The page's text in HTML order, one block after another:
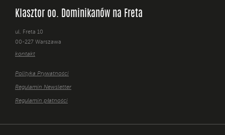
Klasztor oo. Dominikanów na Freta
ul. Freta 10
00-227 Warszawa
kontakt
Polityka Prywatności
Regulamin Newsletter
Regulamin płatności